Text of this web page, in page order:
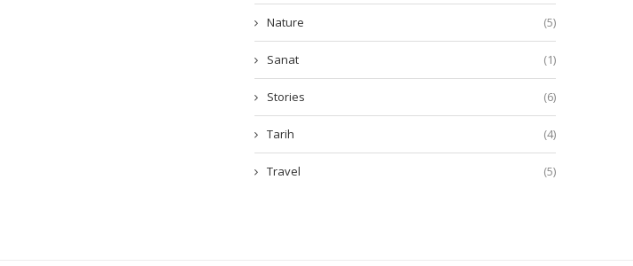
Nature (5)
Sanat (1)
Stories (6)
Tarih (4)
Travel (5)